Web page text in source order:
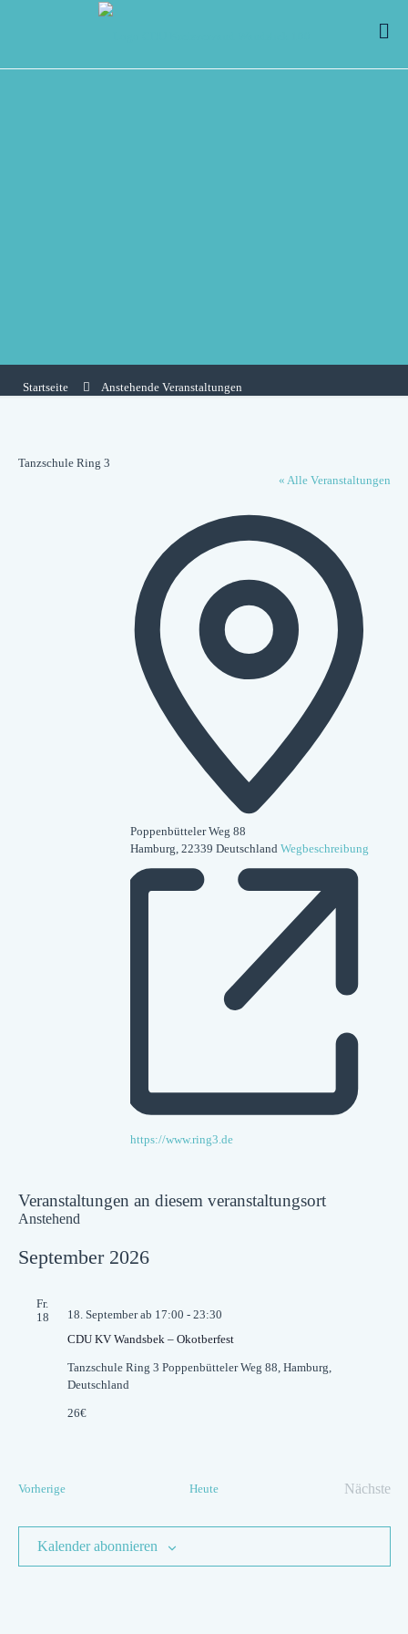
Startseite Anstehende Veranstaltungen
Tanzschule Ring 3
« Alle Veranstaltungen
Poppenbütteler Weg 88
Hamburg 22339 Deutschland Wegbeschreibung
Webseite
https://www.ring3.de
Veranstaltungen an diesem veranstaltungsort
Anstehend
wählen.
September 2026
Fr.
18
CDU KV Wandsbek – Okotberfest
18. September ab 17:00 - 23:30
Tanzschule Ring 3 Poppenbütteler Weg 88, Hamburg,
Deutschland
26€
VorherigeVeranstaltungen Heute
Nächste
Kalender abonnieren